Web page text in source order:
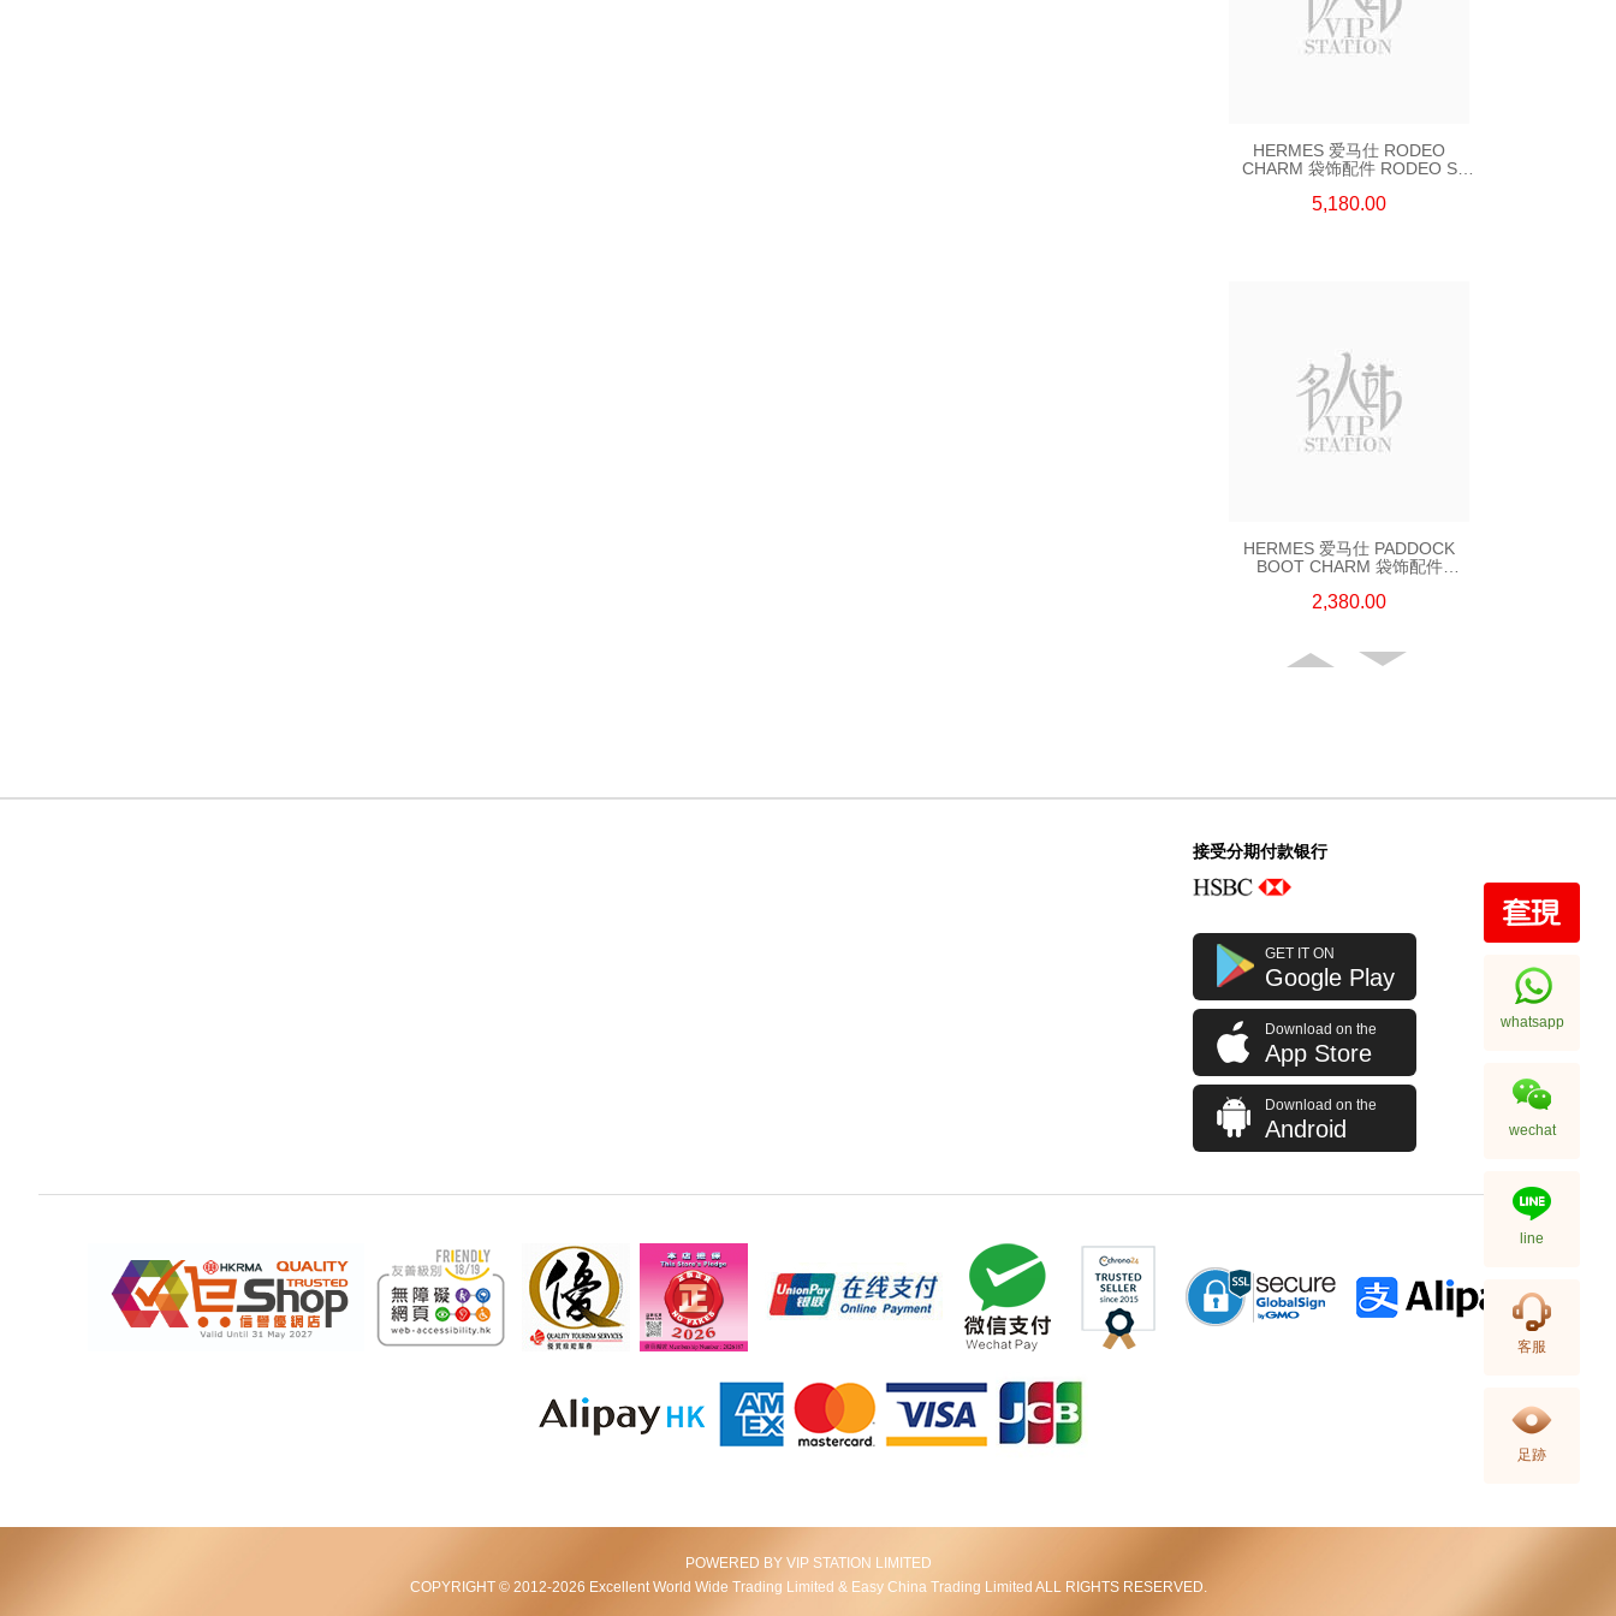
HERMES 爱马仕 RODEO
CHARM 袋饰配件 RODEO S
5,180.00
HERMES 爱马仕 PADDOCK
BOOT CHARM 袋饰配件
(S4/60/37) 蓝色/金色
2,380.00
HERMES 爱马仕 RODEO
CHARM 袋饰配件 RODEO S
BLK 黑色
5,380.00
接受分期付款银行
GET IT ON
Google Play
Download on the
App Store
Download on the
Android
POWERED BY VIP STATION LIMITED
COPYRIGHT © 2012-2026 Excellent World Wide Trading Limited & Easy China Trading Limited ALL RIGHTS RESERVED.
whatsapp
wechat
line
客服
足跡